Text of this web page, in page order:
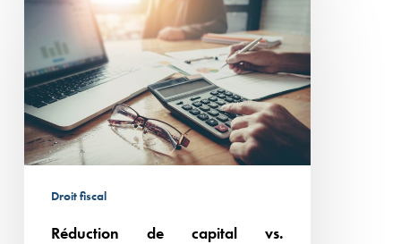
de
distribution
de
dividendes :
la
Droit fiscal
Réduction de capital vs.